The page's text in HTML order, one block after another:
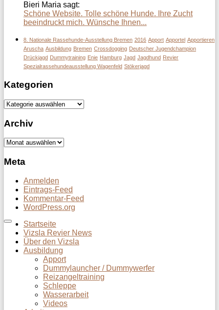
Bieri Maria sagt:
Schöne Website. Tolle schöne Hunde. Ihre Zucht
beeindruckt mich. Wünsche Ihnen...
8. Nationale Rassehunde-Ausstellung Bremen 2016 Apport Apportel Apportieren
Aruscha Ausbildung Bremen Crossdogging Deutscher Jugendchampion
Drückjagd Dummytraining Enie Hamburg Jagd Jagdhund Revier
Spezialrassehundeausstellung Wagenfeld Stökerjagd
Kategorien
Kategorien
Archiv
Archiv
Meta
Anmelden
Eintrags-Feed
Kommentar-Feed
WordPress.org
Startseite
Vizsla Revier News
Über den Vizsla
Ausbildung
Apport
Dummylauncher / Dummywerfer
Reizangeltraining
Schleppe
Wasserarbeit
Videos